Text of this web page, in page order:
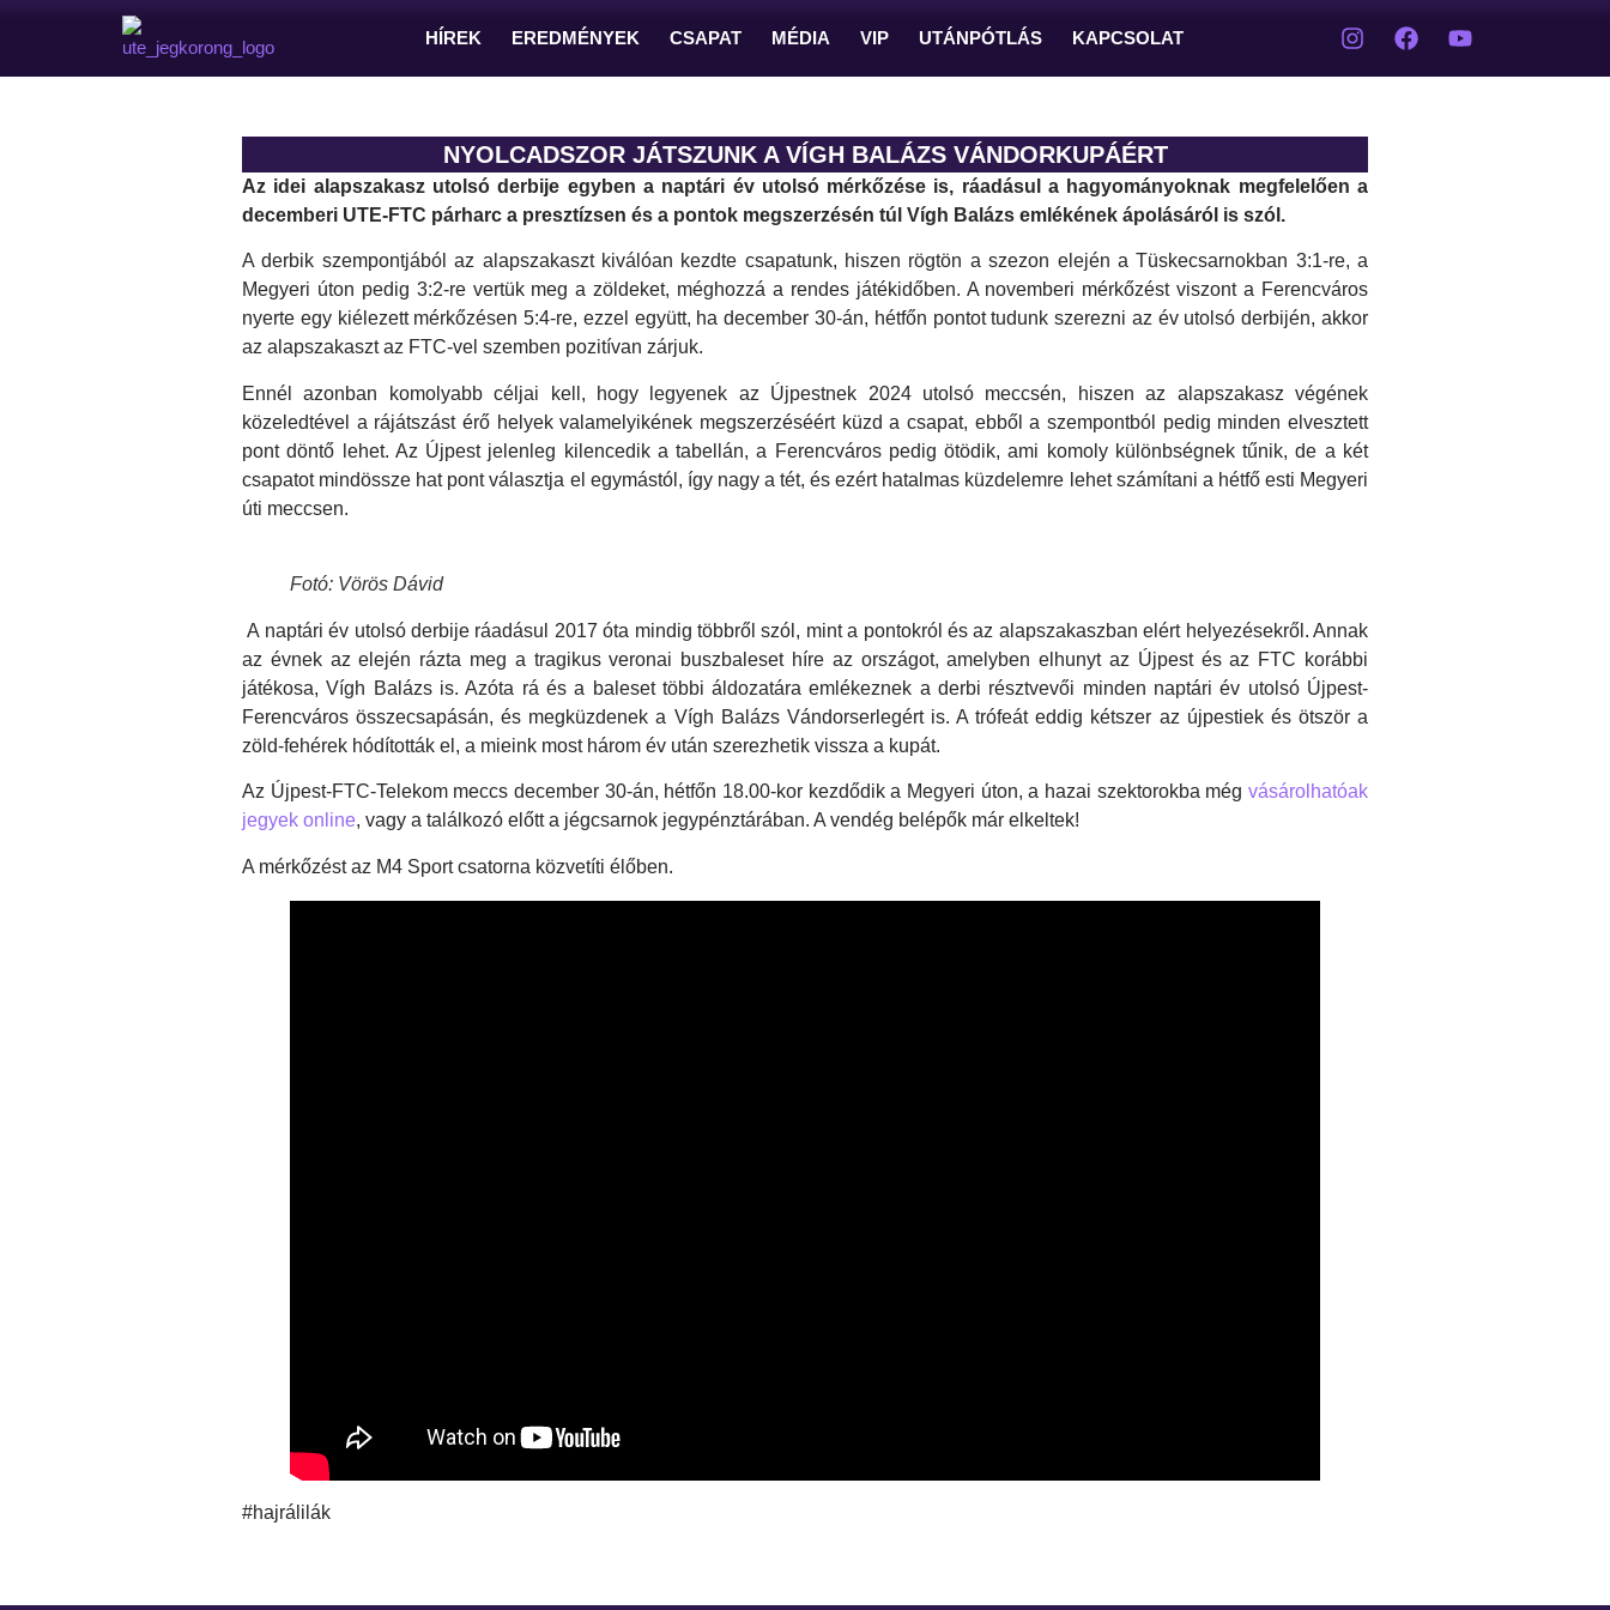
HÍREK EREDMÉNYEK CSAPAT MÉDIA VIP UTÁNPÓTLÁS KAPCSOLAT
NYOLCADSZOR JÁTSZUNK A VÍGH BALÁZS VÁNDORKUPÁÉRT
Az idei alapszakasz utolsó derbije egyben a naptári év utolsó mérkőzése is, ráadásul a hagyományoknak megfelelően a
decemberi UTE-FTC párharc a presztízsen és a pontok megszerzésén túl Vígh Balázs emlékének ápolásáról is szól.
A derbik szempontjából az alapszakaszt kiválóan kezdte csapatunk, hiszen rögtön a szezon elején a Tüskecsarnokban 3:1-re, a
Megyeri úton pedig 3:2-re vertük meg a zöldeket, méghozzá a rendes játékidőben. A novemberi mérkőzést viszont a Ferencváros
nyerte egy kiélezett mérkőzésen 5:4-re, ezzel együtt, ha december 30-án, hétfőn pontot tudunk szerezni az év utolsó derbijén, akkor
az alapszakaszt az FTC-vel szemben pozitívan zárjuk.
Ennél azonban komolyabb céljai kell, hogy legyenek az Újpestnek 2024 utolsó meccsén, hiszen az alapszakasz végének
közeledtével a rájátszást érő helyek valamelyikének megszerzéséért küzd a csapat, ebből a szempontból pedig minden elvesztett
pont döntő lehet. Az Újpest jelenleg kilencedik a tabellán, a Ferencváros pedig ötödik, ami komoly különbségnek tűnik, de a két
csapatot mindössze hat pont választja el egymástól, így nagy a tét, és ezért hatalmas küzdelemre lehet számítani a hétfő esti Megyeri
úti meccsen.
Fotó: Vörös Dávid
A naptári év utolsó derbije ráadásul 2017 óta mindig többről szól, mint a pontokról és az alapszakaszban elért helyezésekről. Annak
az évnek az elején rázta meg a tragikus veronai buszbaleset híre az országot, amelyben elhunyt az Újpest és az FTC korábbi
játékosa, Vígh Balázs is. Azóta rá és a baleset többi áldozatára emlékeznek a derbi résztvevői minden naptári év utolsó Újpest-
Ferencváros összecsapásán, és megküzdenek a Vígh Balázs Vándorserlegért is. A trófeát eddig kétszer az újpestiek és ötször a
zöld-fehérek hódították el, a mieink most három év után szerezhetik vissza a kupát.
Az Újpest-FTC-Telekom meccs december 30-án, hétfőn 18.00-kor kezdődik a Megyeri úton, a hazai szektorokba még vásárolhatóak
jegyek online, vagy a találkozó előtt a jégcsarnok jegypénztárában. A vendég belépők már elkeltek!
A mérkőzést az M4 Sport csatorna közvetíti élőben.
#hajrálilák